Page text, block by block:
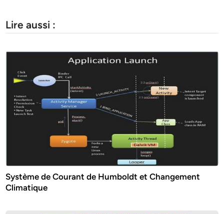
Lire aussi :
Système de Courant de Humboldt et Changement
Climatique